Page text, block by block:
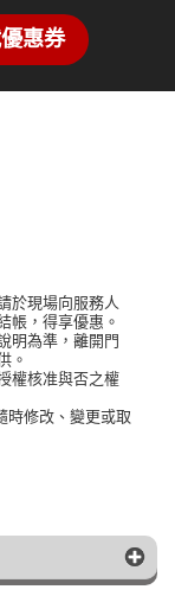
優惠券
於現場向服務人
帳，得享優惠。
明為準，離開門
。
權核准與否之權
時修改、變更或取